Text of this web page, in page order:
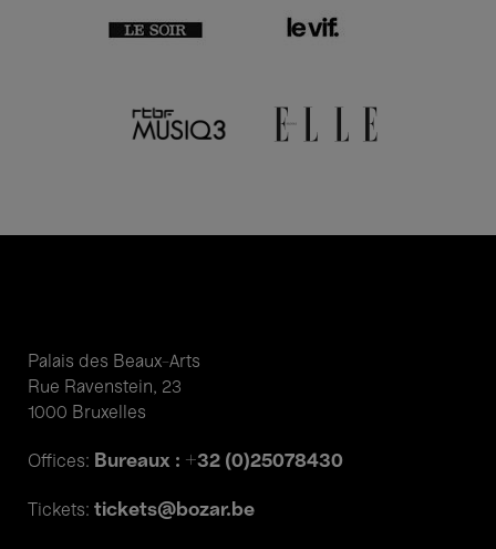
Palais des Beaux-Arts
Rue Ravenstein, 23
1000 Bruxelles
Offices: Bureaux : +32 (0)25078430
Tickets: tickets@bozar.be